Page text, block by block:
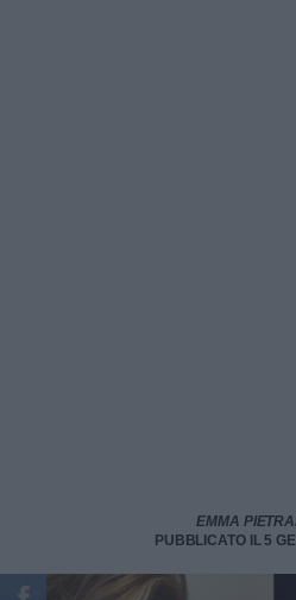
EMMA
PUBBLICATO IL 5